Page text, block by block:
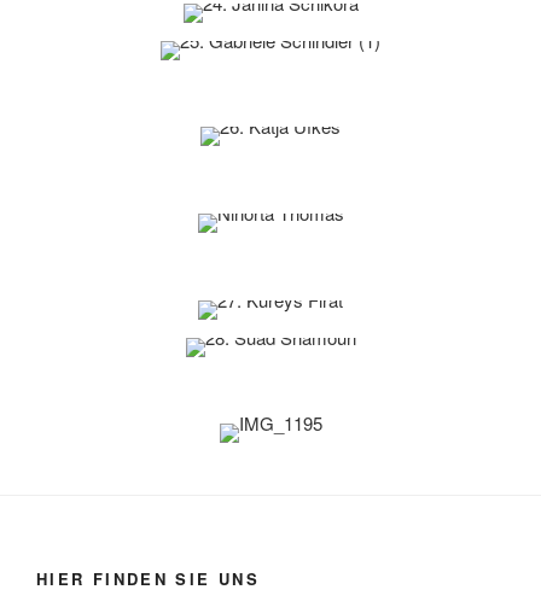
HIER FINDEN SIE UNS